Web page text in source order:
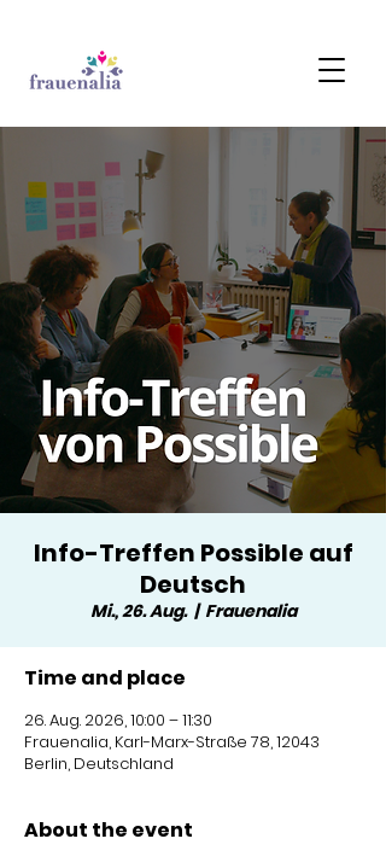
Info-Treffen Possible auf
Deutsch
Mi., 26. Aug.
  |
Frauenalia
Time and place
26. Aug. 2026, 10:00 – 11:30
Frauenalia, Karl-Marx-Straße 78, 12043
Berlin, Deutschland
About the event